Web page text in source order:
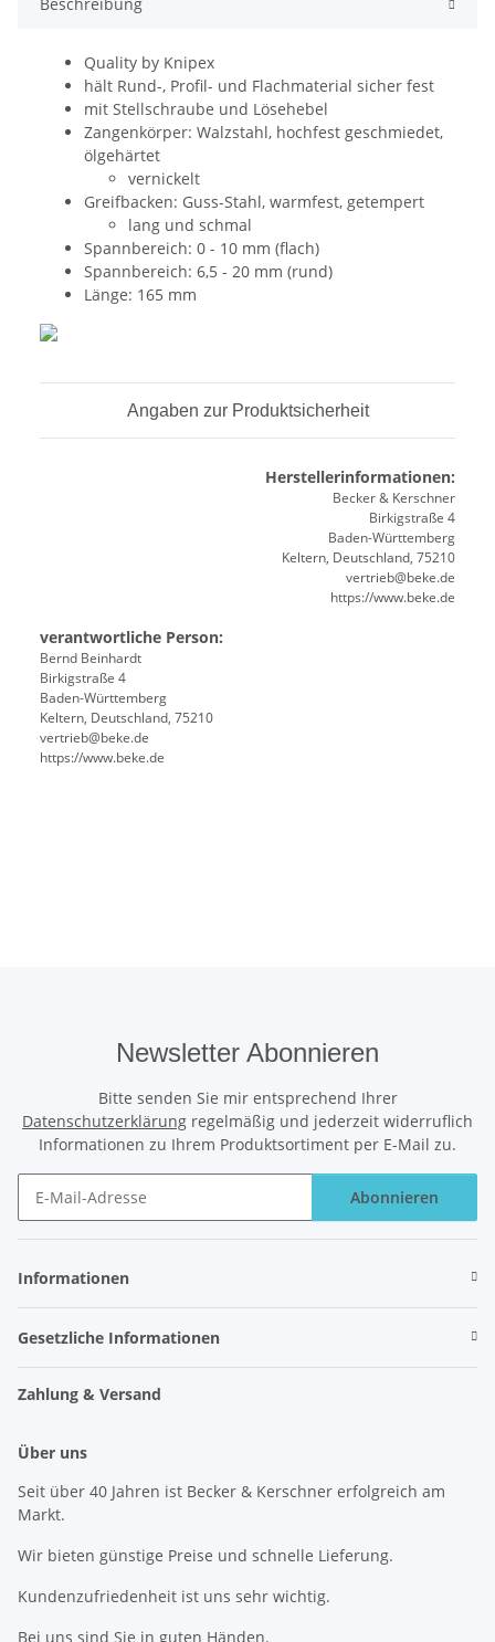
Quality by Knipex
hält Rund-, Profil- und Flachmaterial sicher fest
mit Stellschraube und Lösehebel
Zangenkörper: Walzstahl, hochfest geschmiedet,
ölgehärtet
vernickelt
Greifbacken: Guss-Stahl, warmfest, getempert
lang und schmal
Spannbereich: 0 - 10 mm (flach)
Spannbereich: 6,5 - 20 mm (rund)
Länge: 165 mm
Angaben zur Produktsicherheit
Herstellerinformationen:
Becker & Kerschner
Birkigstraße 4
Baden-Württemberg
Keltern, Deutschland, 75210
vertrieb@beke.de
https://www.beke.de
verantwortliche Person:
Bernd Beinhardt
Birkigstraße 4
Baden-Württemberg
Keltern, Deutschland, 75210
vertrieb@beke.de
https://www.beke.de
Newsletter Abonnieren
Bitte senden Sie mir entsprechend Ihrer
Datenschutzerklärung regelmäßig und jederzeit widerruflich
Informationen zu Ihrem Produktsortiment per E-Mail zu.
Abonnieren
Informationen
Gesetzliche Informationen
Zahlung & Versand
Über uns
Seit über 40 Jahren ist Becker & Kerschner erfolgreich am
Markt.
Wir bieten günstige Preise und schnelle Lieferung.
Kundenzufriedenheit ist uns sehr wichtig.
Bei uns sind Sie in guten Händen.